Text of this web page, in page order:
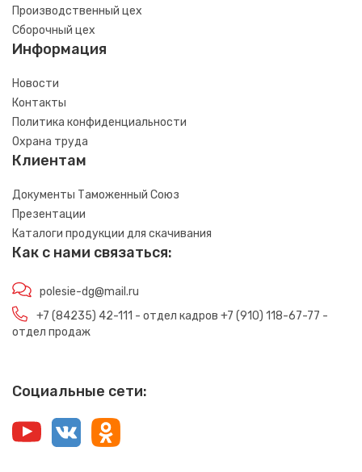
Производственный цех
Сборочный цех
Информация
Новости
Контакты
Политика конфиденциальности
Охрана труда
Клиентам
Документы Таможенный Союз
Презентации
Каталоги продукции для скачивания
Как с нами связаться:
polesie-dg@mail.ru
+7 (84235) 42-111 - отдел кадров +7 (910) 118-67-77 -
отдел продаж
Социальные сети: